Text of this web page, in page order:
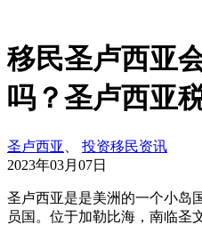
移民圣卢西亚
吗？圣卢西亚
圣卢西亚
投资移民资讯
2023年03月07日
圣卢西亚是是美洲的一个小岛
员国。位于加勒比海，南临圣